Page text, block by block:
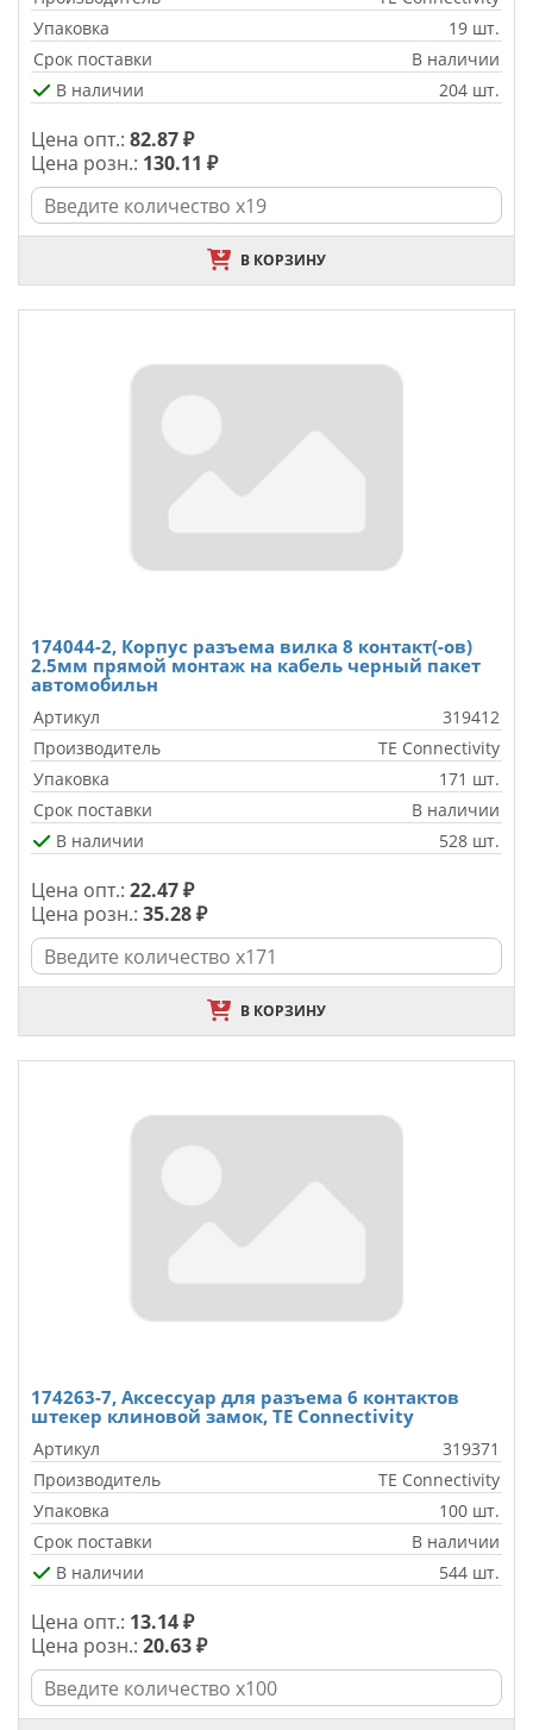
Упаковка
19 шт.
Срок поставки
В наличии
В наличии
204 шт.
Цена опт.: 82.87 ₽
Цена розн.: 130.11 ₽
В КОРЗИНУ
174044-2, Корпус разъема вилка 8 контакт(-ов)
2.5мм прямой монтаж на кабель черный пакет
автомобильн
Артикул
319412
Производитель
TE Connectivity
Упаковка
171 шт.
Срок поставки
В наличии
В наличии
528 шт.
Цена опт.: 22.47 ₽
Цена розн.: 35.28 ₽
В КОРЗИНУ
174263-7, Аксессуар для разъема 6 контактов
штекер клиновой замок, TE Connectivity
Артикул
319371
Производитель
TE Connectivity
Упаковка
100 шт.
Срок поставки
В наличии
В наличии
544 шт.
Цена опт.: 13.14 ₽
Цена розн.: 20.63 ₽